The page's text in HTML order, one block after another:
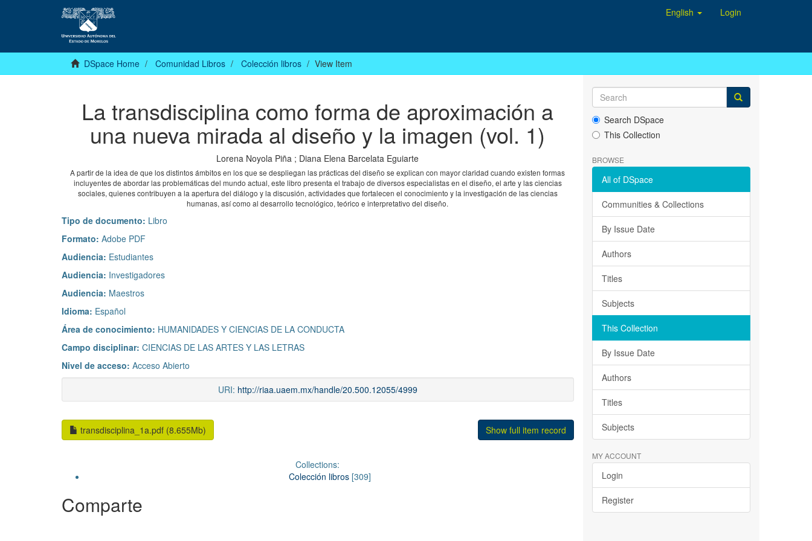
English Login
DSpace Home Comunidad Libros Colección libros View Item
La transdisciplina como forma de aproximación a
una nueva mirada al diseño y la imagen (vol. 1)
Lorena Noyola Piña ; Diana Elena Barcelata Eguiarte
A partir de la idea de que los distintos ámbitos en los que se despliegan las prácticas del diseño se explican con mayor claridad cuando existen formas
incluyentes de abordar las problemáticas del mundo actual, este libro presenta el trabajo de diversos especialistas en el diseño, el arte y las ciencias
sociales, quienes contribuyen a la apertura del diálogo y la discusión, actividades que fortalecen el conocimiento y la investigación de las ciencias
humanas, así como al desarrollo tecnológico, teórico e interpretativo del diseño.
Tipo de documento: Libro
Formato: Adobe PDF
Audiencia: Estudiantes
Audiencia: Investigadores
Audiencia: Maestros
Idioma: Español
Área de conocimiento: HUMANIDADES Y CIENCIAS DE LA CONDUCTA
Campo disciplinar: CIENCIAS DE LAS ARTES Y LAS LETRAS
Nivel de acceso: Acceso Abierto
URI: http://riaa.uaem.mx/handle/20.500.12055/4999
transdisciplina_1a.pdf (8.655Mb) Show full item record
Collections:
Colección libros[309]
Comparte
Search DSpace
This Collection
BROWSE
All of DSpace
Communities & Collections
By Issue Date
Authors
Titles
Subjects
This Collection
By Issue Date
Authors
Titles
Subjects
MY ACCOUNT
Login
Register